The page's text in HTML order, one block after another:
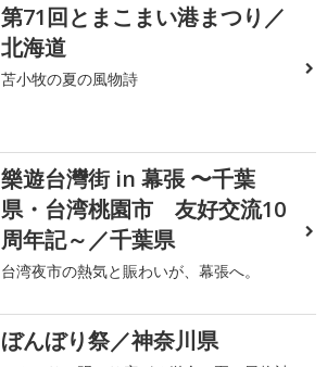
第71回とまこまい港まつり／
北海道
苫小牧の夏の風物詩
樂遊台灣街 in 幕張 〜千葉
県・台湾桃園市 友好交流10
周年記～／千葉県
台湾夜市の熱気と賑わいが、幕張へ。
ぼんぼり祭／神奈川県